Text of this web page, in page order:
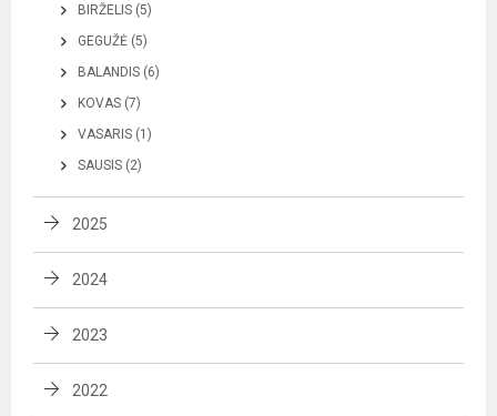
BIRŽELIS (5)
GEGUŽĖ (5)
BALANDIS (6)
KOVAS (7)
VASARIS (1)
SAUSIS (2)
2025
2024
2023
2022